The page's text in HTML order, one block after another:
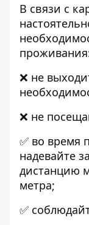
В связи с
❌ не
❌ не
✅ во время
надевайте
дистанцию
метра;
✅